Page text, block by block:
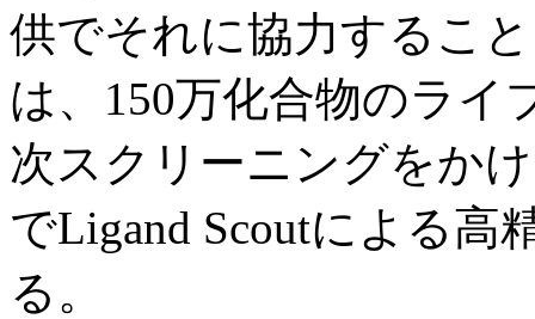
供でそれに協力するこ
は、150万化合物のライ
次スクリーニングをか
でLigand Scoutによる
る。